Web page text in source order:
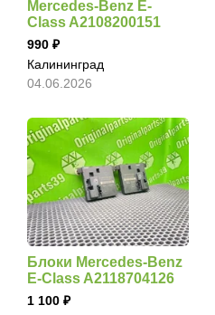
Mercedes-Benz E-
Class A2108200151
990
Калининград
04.06.2026
Блоки Mercedes-Benz
E-Class A2118704126
1 100